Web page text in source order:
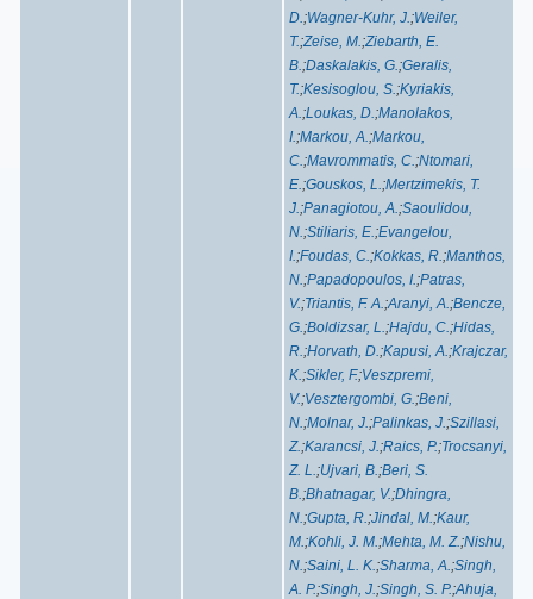
D.;Wagner-Kuhr, J.;Weiler,
T.;Zeise, M.;Ziebarth, E.
B.;Daskalakis, G.;Geralis,
T.;Kesisoglou, S.;Kyriakis,
A.;Loukas, D.;Manolakos,
I.;Markou, A.;Markou,
C.;Mavrommatis, C.;Ntomari,
E.;Gouskos, L.;Mertzimekis, T.
J.;Panagiotou, A.;Saoulidou,
N.;Stiliaris, E.;Evangelou,
I.;Foudas, C.;Kokkas, R.;Manthos,
N.;Papadopoulos, I.;Patras,
V.;Triantis, F. A.;Aranyi, A.;Bencze,
G.;Boldizsar, L.;Hajdu, C.;Hidas,
R.;Horvath, D.;Kapusi, A.;Krajczar,
K.;Sikler, F.;Veszpremi,
V.;Vesztergombi, G.;Beni,
N.;Molnar, J.;Palinkas, J.;Szillasi,
Z.;Karancsi, J.;Raics, P.;Trocsanyi,
Z. L.;Ujvari, B.;Beri, S.
B.;Bhatnagar, V.;Dhingra,
N.;Gupta, R.;Jindal, M.;Kaur,
M.;Kohli, J. M.;Mehta, M. Z.;Nishu,
N.;Saini, L. K.;Sharma, A.;Singh,
A. P.;Singh, J.;Singh, S. P.;Ahuja,